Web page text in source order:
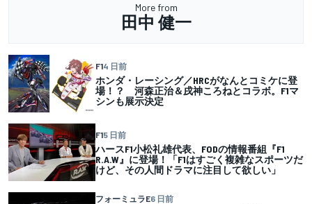
More from
田中 健一
F14 日前
ホンダ・レーシング／HRCがなんとコミケに登
場！？ 河森正治＆戌神ころねとコラボ。F1マ
シンも展示決定
F15 日前
ハースF1小松礼雄代表、FODの情報番組『F1
R.A.W』に登場！「F1はすごく複雑なスポーツだ
けど、その人間ドラマに注目して欲しい」
フォーミュラE6 日前